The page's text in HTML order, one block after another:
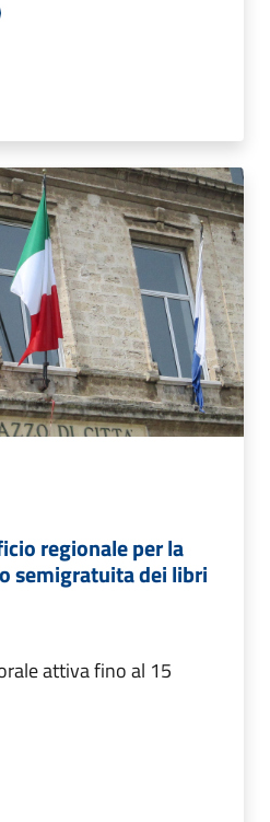
regionale per la
semigratuita dei libri
attiva fino al 15